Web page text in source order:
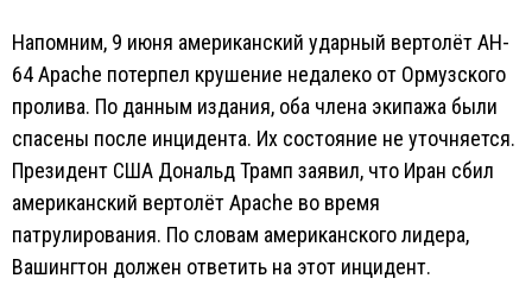
Напомним, 9 июня американский ударный вертолёт AH-
64 Apache потерпел крушение недалеко от Ормузского
пролива. По данным издания, оба члена экипажа были
спасены после инцидента. Их состояние не уточняется.
Президент США Дональд Трамп заявил, что Иран сбил
американский вертолёт Apache во время
патрулирования. По словам американского лидера,
Вашингтон должен ответить на этот инцидент.